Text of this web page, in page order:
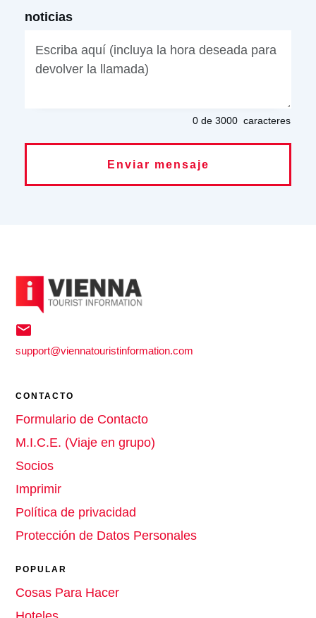
noticias
0 de 3000 caracteres
Enviar mensaje
support@viennatouristinformation.com
CONTACTO
Formulario de Contacto
M.I.C.E. (Viaje en grupo)
Socios
Imprimir
Política de privacidad
Protección de Datos Personales
POPULAR
Cosas Para Hacer